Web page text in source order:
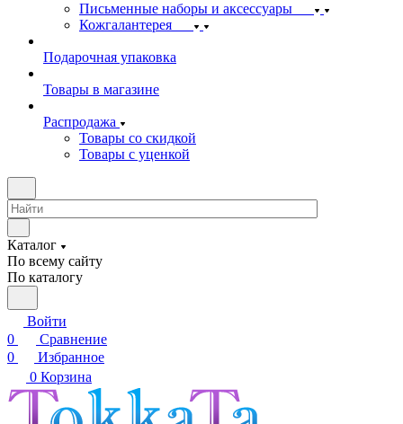
Письменные наборы и аксессуары
Кожгалантерея
Подарочная упаковка
Товары в магазине
Распродажа
Товары со скидкой
Товары с уценкой
Каталог
По всему сайту
По каталогу
Войти
0
Сравнение
0
Избранное
0 Корзина